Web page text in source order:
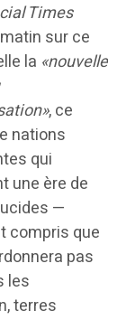
Times
sur ce
la «nouvelle
, ce
nations
qui
une ère de
—
compris que
pas
les
terres